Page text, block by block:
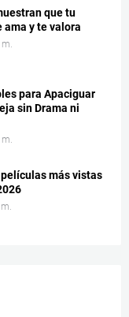
que tu
y te valora
para Apaciguar
sin Drama ni
más vistas